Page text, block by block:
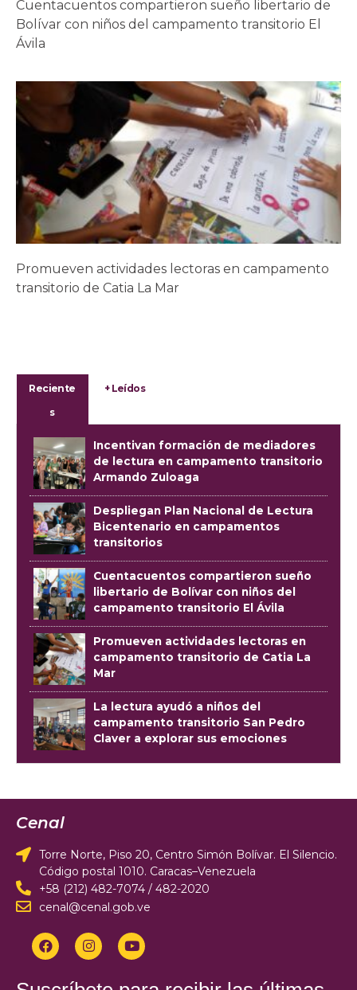
Cuentacuentos compartieron sueño libertario de
Bolívar con niños del campamento transitorio El
Ávila
Promueven actividades lectoras en campamento
transitorio de Catia La Mar
Reciente
s
+ Leídos
Incentivan formación de mediadores
de lectura en campamento transitorio
Armando Zuloaga
Despliegan Plan Nacional de Lectura
Bicentenario en campamentos
transitorios
Cuentacuentos compartieron sueño
libertario de Bolívar con niños del
campamento transitorio El Ávila
Promueven actividades lectoras en
campamento transitorio de Catia La
Mar
La lectura ayudó a niños del
campamento transitorio San Pedro
Claver a explorar sus emociones
Cenal
Torre Norte, Piso 20, Centro Simón Bolívar. El Silencio.
Código postal 1010. Caracas–Venezuela
+58 (212) 482-7074 / 482-2020
cenal@cenal.gob.ve